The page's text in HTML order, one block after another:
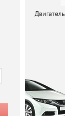
Двигатель